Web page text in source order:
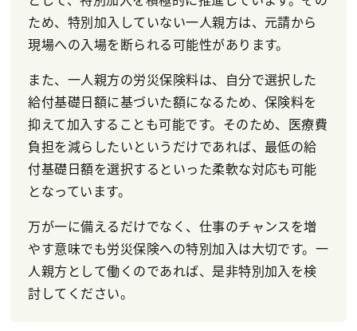
ため、特別加入していない一人親方は、元請から
現場への入場を断られる可能性があります。
また、一人親方の労災保険料は、自分で選択した
給付基礎日額に基づいた額になるため、保険料を
抑えて加入することも可能です。そのため、医療費
負担を減らしたいというだけであれば、最低の給
付基礎日額を選択するといった柔軟な対応も可能
となっています。
万が一に備えるだけでなく、仕事のチャンスを増
やす意味でも労災保険への特別加入は大切です。一
人親方として働くのであれば、是非特別加入を検
討してください。